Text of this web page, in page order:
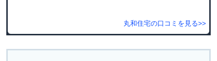
丸和住宅の口コミを見る>>